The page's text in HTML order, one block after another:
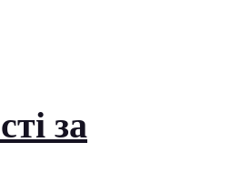
за